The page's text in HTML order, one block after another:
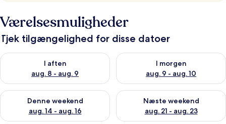
Værelsesmuligheder
Tjek tilgængelighed for disse datoer
I aften
aug. 8 - aug. 9
Tjek tilgængelighed for i aften aug. 8 - aug. 9
I morgen
aug. 9 - aug. 10
Tjek tilgængelighed for i
Denne weekend
aug. 14 - aug. 16
Tjek tilgængelighed for denne weekend aug. 14 - aug. 16
Næste weekend
aug. 21 - aug. 23
Tjek tilgængelighed for næste